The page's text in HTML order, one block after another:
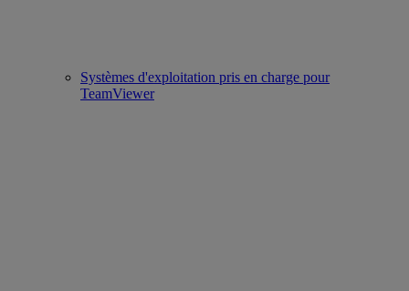
Systèmes d'exploitation pris en charge pour
TeamViewer